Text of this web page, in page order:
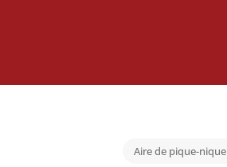
Aire de pique-nique